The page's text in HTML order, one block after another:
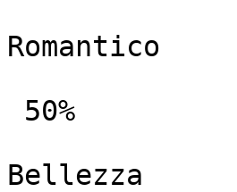
Romantico
Bellezza